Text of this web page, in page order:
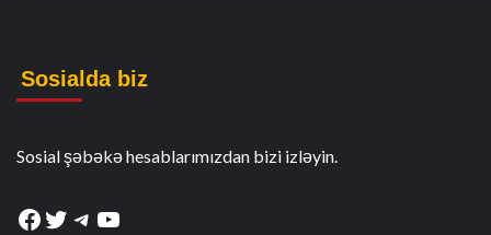
Sosialda biz
Sosial şəbəkə hesablarımızdan bizi izləyin.
Facebook
Twitter
Telegram
YouTube